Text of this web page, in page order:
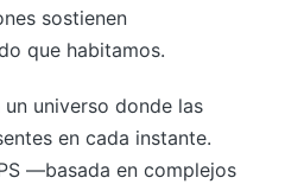
sostienen
que habitamos.
universo donde las
en cada instante.
—basada en complejos